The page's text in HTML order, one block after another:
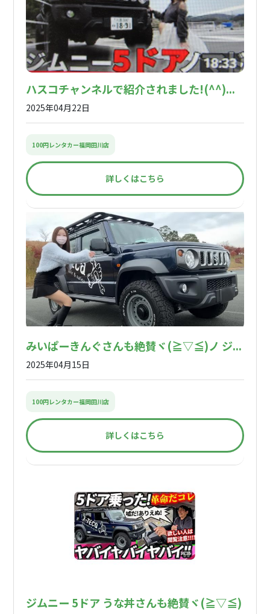
ハスコチャンネルで紹介されました!(^^)...
2025年04月22日
100円レンタカー福岡田川店
詳しくはこちら
みいぱーきんぐさんも絶賛ヾ(≧▽≦)ノ ジ...
2025年04月15日
100円レンタカー福岡田川店
詳しくはこちら
ジムニー 5ドア うな丼さんも絶賛ヾ(≧▽≦)